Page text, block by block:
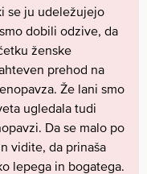
se ju udeležujejo
dobili odzive, da
ženske
prehod na
Že lani smo
ugledala tudi
Da se malo po
vidite, da prinaša
lepega in bogatega.